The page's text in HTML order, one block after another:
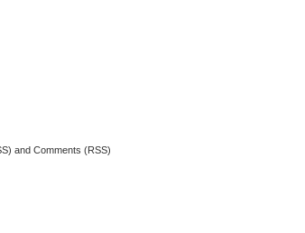
and Comments (RSS)